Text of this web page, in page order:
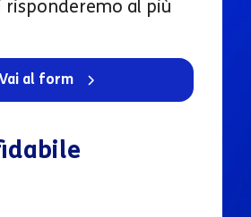
risponderemo al più
al form